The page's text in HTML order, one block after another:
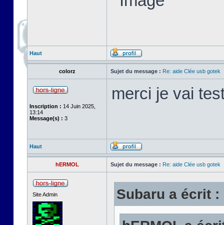
Haut
colorz Sujet du message : Re: aide Clée usb gotek
Inscription : 14 Juin 2025,
13:14
Message(s) : 3
merci je vai
Haut
hERMOL Sujet du message : Re: aide Clée usb gotek
Site Admin
Subaru a écrit :